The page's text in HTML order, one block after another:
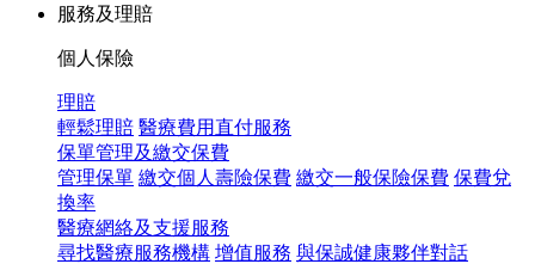
服務及理賠
個人保險
理賠
輕鬆理賠 醫療費用直付服務
保單管理及繳交保費
管理保單 繳交個人壽險保費 繳交一般保險保費 保費兌
換率
醫療網絡及支援服務
尋找醫療服務機構 增值服務 與保誠健康夥伴對話